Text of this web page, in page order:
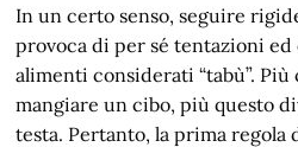
In un certo senso, seguire
provoca di per sé tentazioni ed
alimenti considerati “tabù”.
mangiare un cibo, più questo
testa. Pertanto, la prima regola